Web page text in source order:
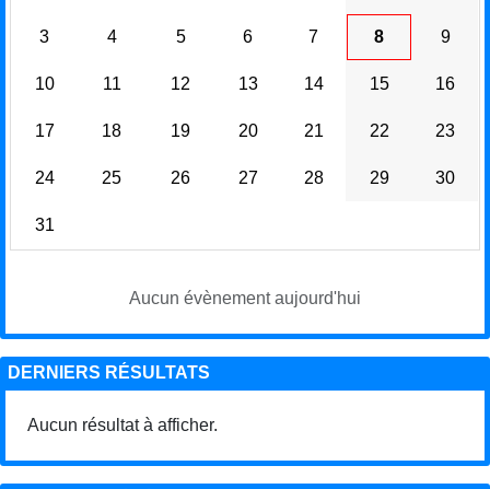
3 4 5 6 7 8 9
10 11 12 13 14 15 16
17 18 19 20 21 22 23
24 25 26 27 28 29 30
31
Aucun évènement aujourd'hui
DERNIERS RÉSULTATS
Aucun résultat à afficher.